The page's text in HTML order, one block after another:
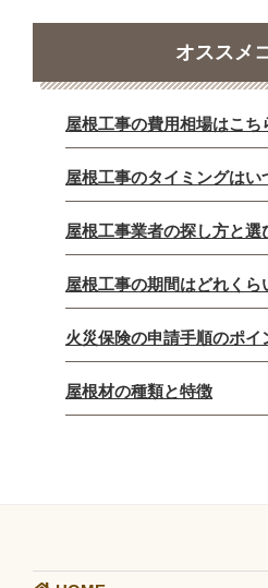
オススメ
屋根工事の費用相場はこち
屋根工事のタイミングはい
屋根工事業者の探し方と選
屋根工事の期間はどれくら
火災保険の申請手順のポイ
屋根材の種類と特徴